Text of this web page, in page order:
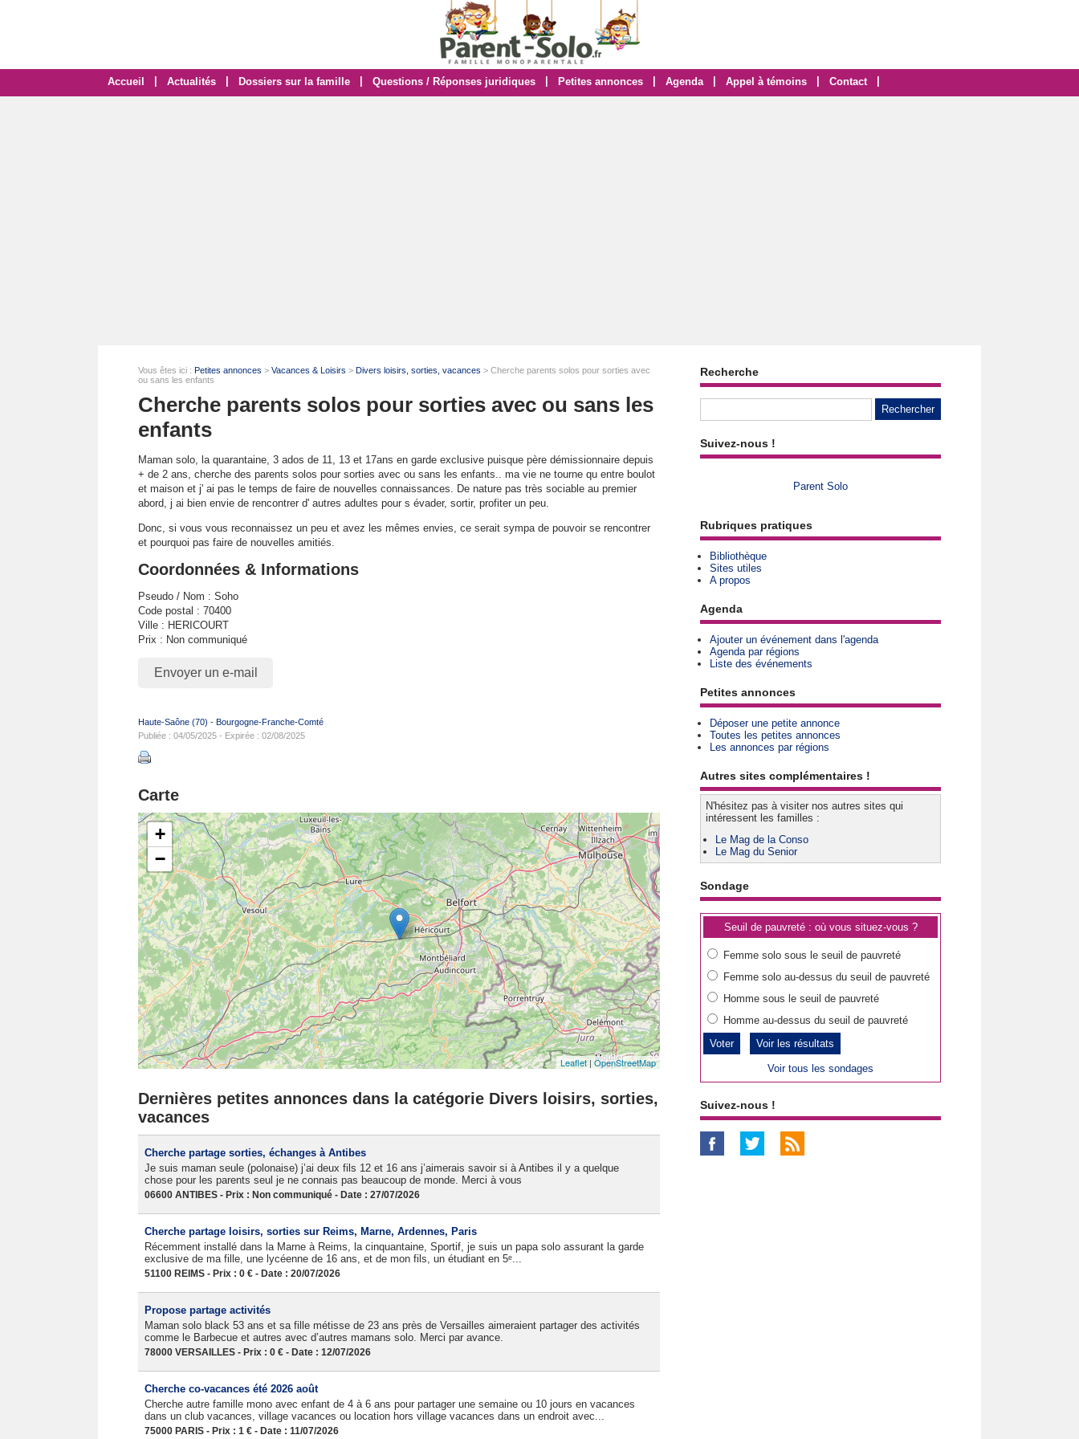
Accueil Actualités Dossiers sur la famille Questions / Réponses juridiques Petites annonces Agenda Appel à témoins Contact
Vous êtes ici : Petites annonces > Vacances & Loisirs > Divers loisirs, sorties, vacances > Cherche parents solos pour sorties avec
ou sans les enfants
Cherche parents solos pour sorties avec ou sans les
enfants
Maman solo, la quarantaine, 3 ados de 11, 13 et 17ans en garde exclusive puisque père démissionnaire depuis
+ de 2 ans, cherche des parents solos pour sorties avec ou sans les enfants.. ma vie ne tourne qu entre boulot
et maison et j' ai pas le temps de faire de nouvelles connaissances. De nature pas très sociable au premier
abord, j ai bien envie de rencontrer d' autres adultes pour s évader, sortir, profiter un peu.
Donc, si vous vous reconnaissez un peu et avez les mêmes envies, ce serait sympa de pouvoir se rencontrer
et pourquoi pas faire de nouvelles amitiés.
Coordonnées & Informations
Pseudo / Nom : Soho
Code postal : 70400
Ville : HERICOURT
Prix : Non communiqué
Envoyer un e-mail
Haute-Saône (70) - Bourgogne-Franche-Comté
Publiée : 04/05/2025 - Expirée : 02/08/2025
Carte
+
−
Leaflet | OpenStreetMap
Dernières petites annonces dans la catégorie Divers loisirs, sorties,
vacances
Cherche partage sorties, échanges à Antibes
Je suis maman seule (polonaise) j’ai deux fils 12 et 16 ans j’aimerais savoir si à Antibes il y a quelque
chose pour les parents seul je ne connais pas beaucoup de monde. Merci à vous
06600 ANTIBES - Prix : Non communiqué - Date : 27/07/2026
Cherche partage loisirs, sorties sur Reims, Marne, Ardennes, Paris
Récemment installé dans la Marne à Reims, la cinquantaine, Sportif, je suis un papa solo assurant la garde
exclusive de ma fille, une lycéenne de 16 ans, et de mon fils, un étudiant en 5ᵉ...
51100 REIMS - Prix : 0 € - Date : 20/07/2026
Propose partage activités
Maman solo black 53 ans et sa fille métisse de 23 ans près de Versailles aimeraient partager des activités
comme le Barbecue et autres avec d’autres mamans solo. Merci par avance.
78000 VERSAILLES - Prix : 0 € - Date : 12/07/2026
Cherche co-vacances été 2026 août
Cherche autre famille mono avec enfant de 4 à 6 ans pour partager une semaine ou 10 jours en vacances
dans un club vacances, village vacances ou location hors village vacances dans un endroit avec...
75000 PARIS - Prix : 1 € - Date : 11/07/2026
Recherche
Suivez-nous !
Parent Solo
Rubriques pratiques
Bibliothèque
Sites utiles
A propos
Agenda
Ajouter un événement dans l'agenda
Agenda par régions
Liste des événements
Petites annonces
Déposer une petite annonce
Toutes les petites annonces
Les annonces par régions
Autres sites complémentaires !
N'hésitez pas à visiter nos autres sites qui
intéressent les familles :
Le Mag de la Conso
Le Mag du Senior
Sondage
Seuil de pauvreté : où vous situez-vous ?
Femme solo sous le seuil de pauvreté
Femme solo au-dessus du seuil de pauvreté
Homme sous le seuil de pauvreté
Homme au-dessus du seuil de pauvreté
Voir les résultats
Voir tous les sondages
Suivez-nous !